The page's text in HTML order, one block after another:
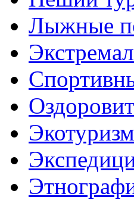
Лыжные
Экотуризм